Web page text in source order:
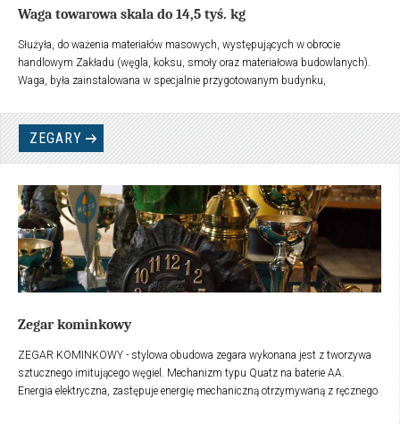
Waga towarowa skala do 14,5 tyś. kg
Służyła, do ważenia materiałów masowych, występujących w obrocie
handlowym Zakładu (węgla, koksu, smoły oraz materiałowa budowlanych).
Waga, była zainstalowana w specjalnie przygotowanym budynku,
pojazdów transportowych (wozów konnych, przyczep transportowych i
samochodów).
ZEGARY
Zegar kominkowy
ZEGAR KOMINKOWY - stylowa obudowa zegara wykonana jest z tworzywa
sztucznego imitującego węgiel. Mechanizm typu Quatz na baterie AA.
Energia elektryczna, zastępuje energię mechaniczną otrzymywaną z ręcznego